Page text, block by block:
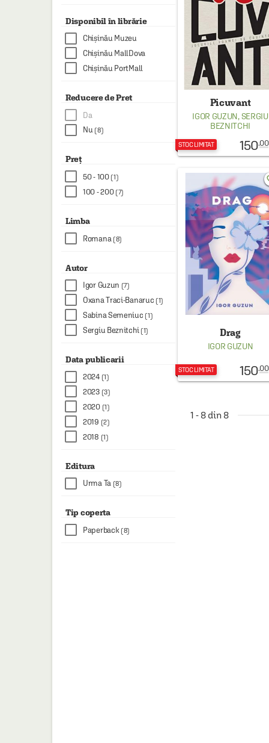
BOARD GAMES
JOCURI SI JUCARII
PLAYGROUND
COSMETICE
DISNEY
CURSURI LIMBI STRAINE
PROMOȚII ȘI SELECȚII
Disponibil în librărie
Chișinău Muzeu
Chișinău MallDova
Chișinău PortMall
Reducere de Pret
Da
Nu (8)
Preț
50 - 100 (1)
100 - 200 (7)
Limba
Romana (8)
Autor
Igor Guzun (7)
Oxana Traci-Banaruc (1)
Sabina Semeniuc (1)
Sergiu Beznitchi (1)
Data publicarii
2024 (1)
2023 (3)
2020 (1)
2019 (2)
2018 (1)
Editura
Urma Ta (8)
Tip coperta
Paperback (8)
Picuvant
IGOR GUZUN,SERGIU
BEZNITCHI
STOC LIMITAT 150.00
Drag
IGOR GUZUN
STOC LIMITAT 150.00
1 - 8 din 8